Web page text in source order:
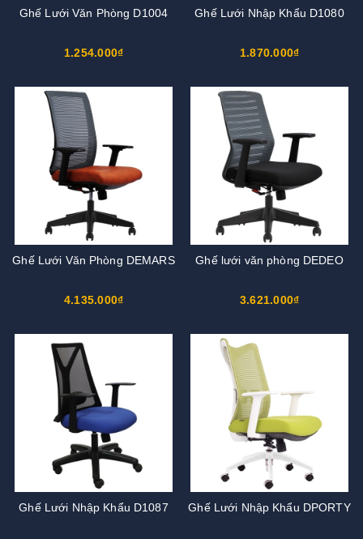
Ghế Lưới Văn Phòng D1004
1.254.000₫
Ghế Lưới Nhập Khẩu D1080
1.870.000₫
Ghế Lưới Văn Phòng DEMARS
4.135.000₫
Ghế lưới văn phòng DEDEO
3.621.000₫
Ghế Lưới Nhập Khẩu D1087 Ghế Lưới Nhập Khẩu DPORTY